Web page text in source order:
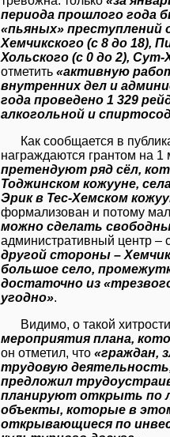
периода прошлого года
«пьяных» преступлений
Хемчикского (с 8 до 18),
Хольского (с 0 до 2), Сут-
отметить «активную
внутренних дел и
года проведено 1 329
алкогольной и
Как сообщается в
награждаются грантом на
претендуют ряд сёл,
Тоджинском кожууне,
Эрик в Тес-Хемском
формализован и потому
можно сделать
административный центр –
другой стороны –
большое село,
достаточно из
угодно».
Видимо, о такой
мероприятия плана,
он отметил, что «граждан,
трудовую
предложил
планируют открыть по
объекты, которые в
открывающиеся по